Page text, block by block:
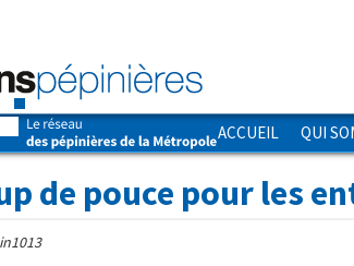
ACCUEIL QUI
de pouce pour les